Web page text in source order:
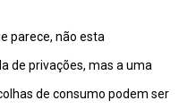
parece, não esta
de privações, mas a uma
de consumo podem ser